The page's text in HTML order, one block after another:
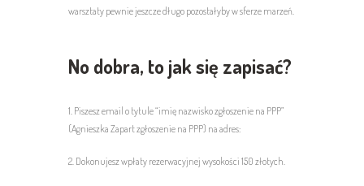
warsztaty pewnie jeszcze długo pozostałyby w sferze marzeń.
No dobra, to jak się zapisać?
1. Piszesz email o tytule “imię nazwisko zgłoszenie na PPP”
(Agnieszka Zapart zgłoszenie na PPP) na adres:
2. Dokonujesz wpłaty rezerwacyjnej wysokości 150 złotych.